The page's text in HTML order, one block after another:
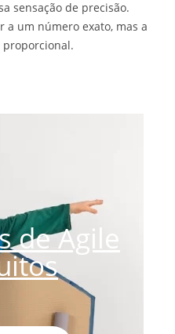
sensação de precisão.
a um número exato, mas a
proporcional.
de Agile